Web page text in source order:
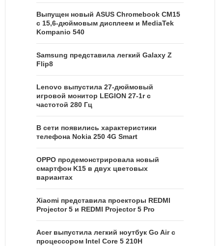
Выпущен новый ASUS Chromebook CM15
с 15,6-дюймовым дисплеем и MediaTek
Kompanio 540
Samsung представила легкий Galaxy Z
Flip8
Lenovo выпустила 27-дюймовый
игровой монитор LEGION 27-1r с
частотой 280 Гц
В сети появились характеристики
телефона Nokia 250 4G Smart
OPPO продемонстрировала новый
смартфон K15 в двух цветовых
вариантах
Xiaomi представила проекторы REDMI
Projector 5 и REDMI Projector 5 Pro
Acer выпустила легкий ноутбук Go Air c
процессором Intel Core 5 210H